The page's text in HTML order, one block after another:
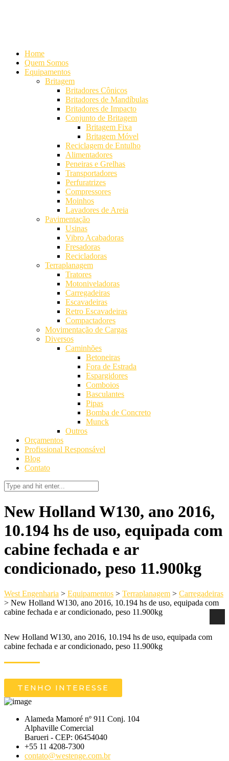
Home
Quem Somos
Equipamentos
Britagem
Britadores Cônicos
Britadores de Mandíbulas
Britadores de Impacto
Conjunto de Britagem
Britagem Fixa
Britagem Móvel
Reciclagem de Entulho
Alimentadores
Peneiras e Grelhas
Transportadores
Perfuratrizes
Compressores
Moinhos
Lavadores de Areia
Pavimentação
Usinas
Vibro Acabadoras
Fresadoras
Recicladoras
Terraplanagem
Tratores
Motoniveladoras
Carregadeiras
Escavadeiras
Retro Escavadeiras
Compactadores
Movimentação de Cargas
Diversos
Caminhões
Betoneiras
Fora de Estrada
Espargidores
Comboios
Basculantes
Pipas
Bomba de Concreto
Munck
Outros
Orçamentos
Profissional Responsável
Blog
Contato
New Holland W130, ano 2016,
10.194 hs de uso, equipada com
cabine fechada e ar
condicionado, peso 11.900kg
West Engenharia > Equipamentos > Terraplanagem > Carregadeiras
> New Holland W130, ano 2016, 10.194 hs de uso, equipada com
cabine fechada e ar condicionado, peso 11.900kg
New Holland W130, ano 2016, 10.194 hs de uso, equipada com
cabine fechada e ar condicionado, peso 11.900kg
TENHO INTERESSE
Alameda Mamoré nº 911 Conj. 104
Alphaville Comercial
Barueri - CEP: 06454040
+55 11 4208-7300
contato@westenge.com.br